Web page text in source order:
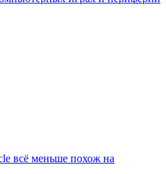
всё меньше похож на